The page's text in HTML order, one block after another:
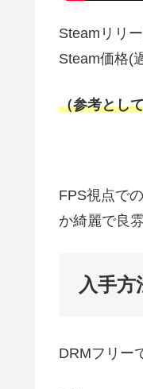
Steamリリ
Steam価格(
（参考とし
FPS視点で
か綺麗で良雰
入手方
DRMフリー